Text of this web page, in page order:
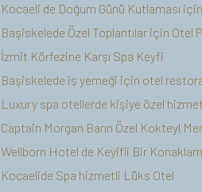
Kocaeli de Doğum Günü Kutlaması
Başiskelede Özel Toplantılar için Otel
İzmit Körfezine Karşı Spa Keyfi
Başiskelede iş yemeği için otel
Luxury spa otellerde kişiye özel
Captain Morgan Barın Özel Kokteyl
Wellborn Hotel de Keyifli Bir
Kocaelide Spa hizmetli Lüks Otel